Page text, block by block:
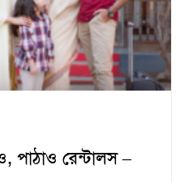
পাঠাও রেন্টালস –